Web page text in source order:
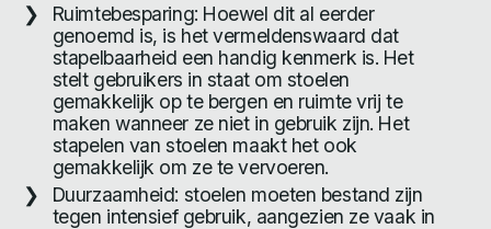
Ruimtebesparing: Hoewel dit al eerder
genoemd is, is het vermeldenswaard dat
stapelbaarheid een handig kenmerk is. Het
stelt gebruikers in staat om stoelen
gemakkelijk op te bergen en ruimte vrij te
maken wanneer ze niet in gebruik zijn. Het
stapelen van stoelen maakt het ook
gemakkelijk om ze te vervoeren.
Duurzaamheid: stoelen moeten bestand zijn
tegen intensief gebruik, aangezien ze vaak in